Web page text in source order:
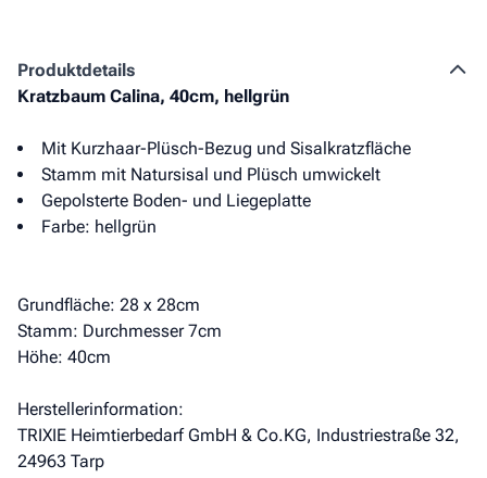
Produkt­details
Kratzbaum Calina, 40cm, hellgrün
Mit Kurzhaar-Plüsch-Bezug und Sisalkratzfläche
Stamm mit Natursisal und Plüsch umwickelt
Gepolsterte Boden- und Liegeplatte
Farbe: hellgrün
Grundfläche: 28 x 28cm
Stamm: Durchmesser 7cm
Höhe: 40cm
Herstellerinformation:
TRIXIE Heimtierbedarf GmbH & Co.KG, Industriestraße 32,
24963 Tarp